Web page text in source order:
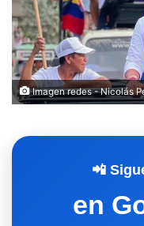
Imagen redes - Nicolás
📲
en